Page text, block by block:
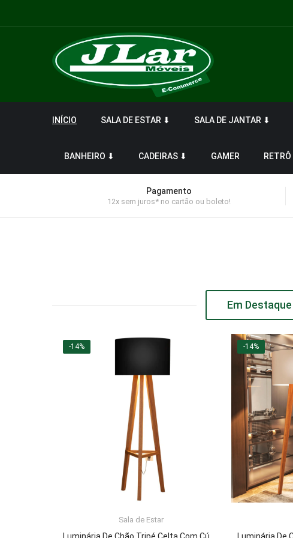
INÍCIO SALA DE ESTAR ⬇ SALA DE JANTAR ⬇
BANHEIRO ⬇ CADEIRAS ⬇ GAMER RETRÔ
Pagamento
12x sem juros* no cartão ou boleto!
Em Destaque
-14%
Sala de Estar
ADICIONAR AO CARRINHO
-14%